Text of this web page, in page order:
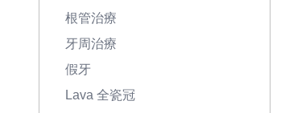
根管治療
牙周治療
假牙
Lava 全瓷冠